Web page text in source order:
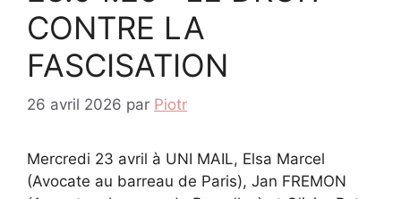
CONTRE LA
FASCISATION
26 avril 2026 par Piotr
Mercredi 23 avril à UNI MAIL, Elsa Marcel
(Avocate au barreau de Paris), Jan FREMON